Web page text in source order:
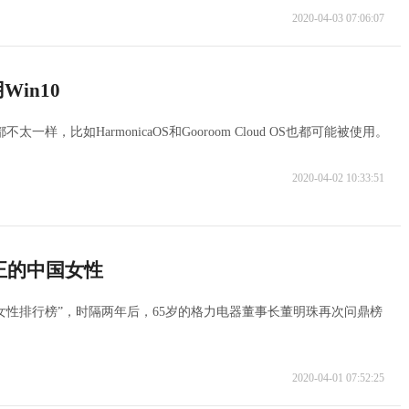
2020-04-03 07:06:07
一样，比如HarmonicaOS和Gooroom Cloud OS也都可能被使用。
2020-04-02 10:33:51
的中国女性
排行榜”，时隔两年后，65岁的格力电器董事长董明珠再次问鼎榜
2020-04-01 07:52:25